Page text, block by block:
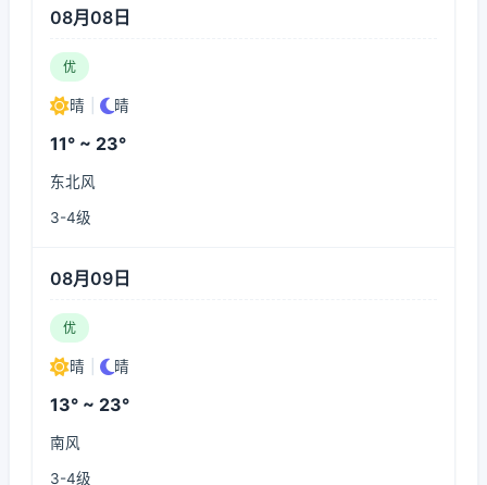
08月08日
优
晴 晴
11° ~ 23°
东北风
3-4级
08月09日
优
晴 晴
13° ~ 23°
南风
3-4级